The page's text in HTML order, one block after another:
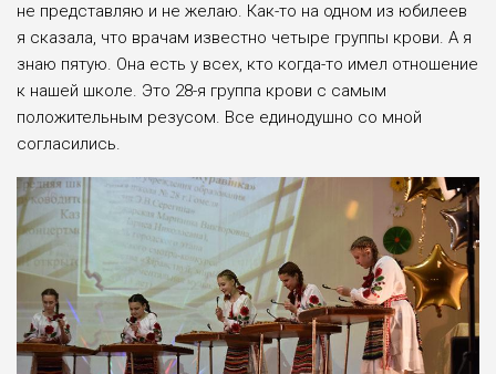
не представляю и не желаю. Как-то на одном из юбилеев
я сказа­ла, что врачам известно четыре группы крови. А я
знаю пятую. Она есть у всех, кто когда-то имел отношение
к нашей школе. Это 28-я группа крови с самым
положительным резусом. Все едино­душно со мной
согласились.